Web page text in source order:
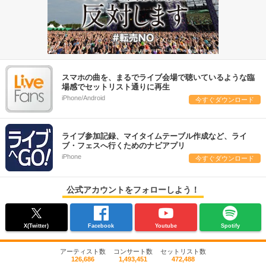
スマホの曲を、まるでライブ会場で聴いているような臨
場感でセットリスト通りに再生
iPhone/Android 今すぐダウンロード
ライブ参加記録、マイタイムテーブル作成など、ライ
ブ・フェスへ行くためのナビアプリ
iPhone 今すぐダウンロード
公式アカウントをフォローしよう！
X(Twitter) Facebook Youtube Spotify
アーティスト数
126,686
コンサート数
1,493,451
セットリスト数
472,488